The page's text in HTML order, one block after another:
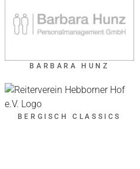
BARBARA HUNZ
BERGISCH CLASSICS